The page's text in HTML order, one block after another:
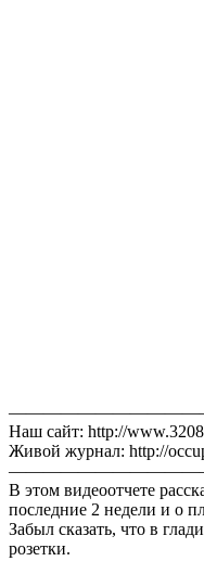
Наш сайт: http://
Живой журнал: http://
В этом видеоотчете
последние 2 недели и о
Забыл сказать, что в
розетки.